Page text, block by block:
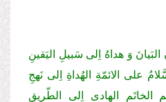
وَ هداهُ اِلی سَبیلِ الیَقینِ
علی الائمّةِ الهُداةِ اِلی نَهجِ
الخاتَمِ الهادی اِلی الطّریقِ